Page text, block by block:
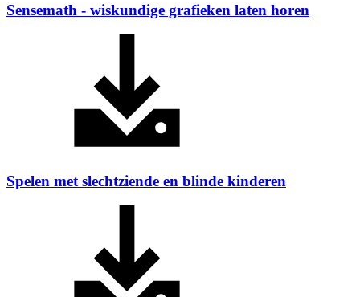
Sensemath - wiskundige grafieken laten horen
Spelen met slechtziende en blinde kinderen